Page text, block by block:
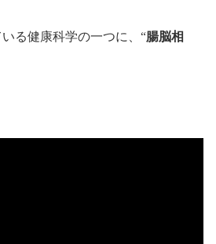
る健康科学の一つに、“腸脳相